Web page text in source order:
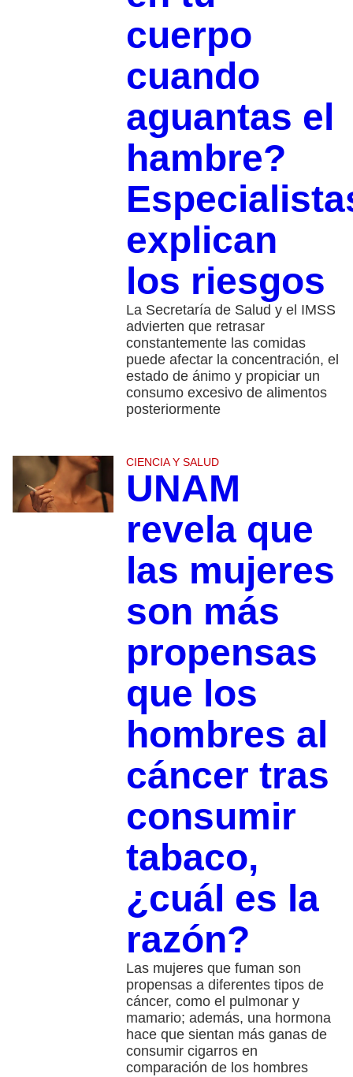
cuerpo
cuando
aguantas el
hambre?
explican
los riesgos
La Secretaría de Salud y el IMSS
advierten que retrasar
constantemente las comidas
puede afectar la concentración, el
estado de ánimo y propiciar un
consumo excesivo de alimentos
posteriormente
CIENCIA Y SALUD
UNAM
revela que
las mujeres
son más
propensas
que los
hombres al
cáncer tras
consumir
tabaco,
¿cuál es la
razón?
Las mujeres que fuman son
propensas a diferentes tipos de
cáncer, como el pulmonar y
mamario; además, una hormona
hace que sientan más ganas de
consumir cigarros en
comparación de los hombres